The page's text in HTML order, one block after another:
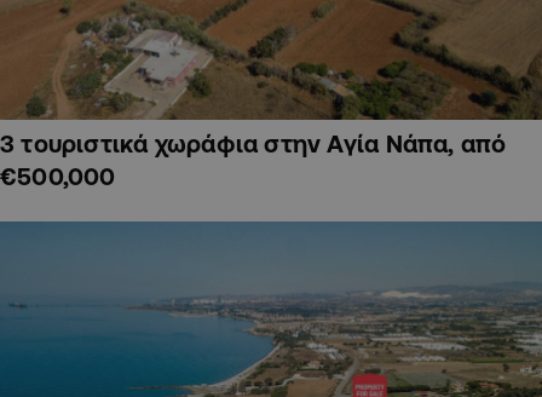
3 τουριστικά χωράφια στην Αγία Νάπα, από
€500,000